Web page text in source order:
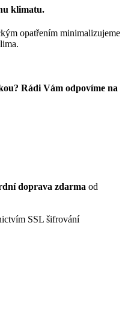
klimatu.
opatřením minimalizujeme
Rádi Vám odpovíme na
doprava zdarma od
SSL šifrování